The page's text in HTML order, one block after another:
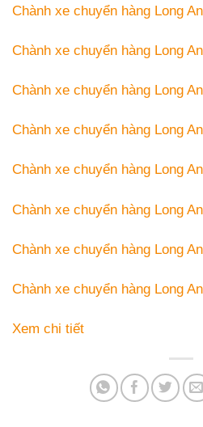
Chành xe chuyển hàng Long
Chành xe chuyển hàng Long
Chành xe chuyển hàng Long
Chành xe chuyển hàng Long
Chành xe chuyển hàng Long
Chành xe chuyển hàng Long
Chành xe chuyển hàng Long
Chành xe chuyển hàng Long
Xem chi tiết